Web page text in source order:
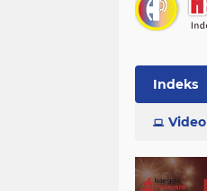
Indeks
Video